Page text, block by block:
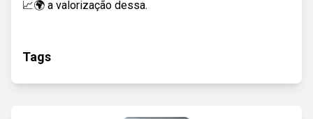
📈🌍 a valorização dessa.
Tags